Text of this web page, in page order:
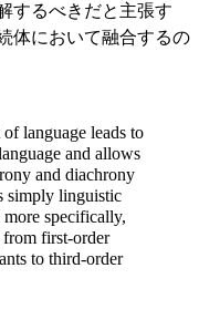
するべきだと主張す
体において融合するの
language leads to
and allows
and diachrony
simply linguistic
more specifically,
first-order
to third-order